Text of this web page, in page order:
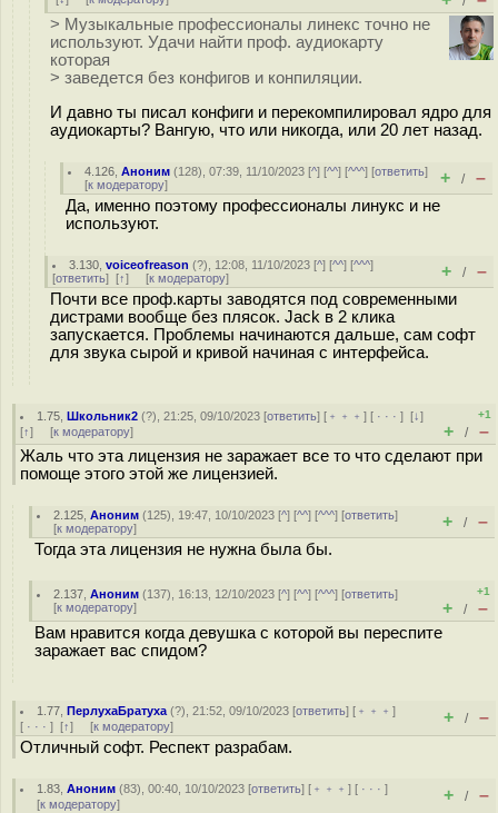
> Музыкальные профессионалы линекс точно не
используют. Удачи найти проф. аудиокарту
которая
> заведется без конфигов и конпиляции.
И давно ты писал конфиги и перекомпилировал ядро для
аудиокарты? Вангую, что или никогда, или 20 лет назад.
4.126 ,Аноним (128), 07:39, 11/10/2023 [^] [^^] [^^^] [ответить]
[к модератору] + / –
Да, именно поэтому профессионалы линукс и не
используют.
3.130 ,voiceofreason (?), 12:08, 11/10/2023 [^] [^^] [^^^]
[ответить] [↑] [к модератору] + / –
Почти все проф.карты заводятся под современными
дистрами вообще без плясок. Jack в 2 клика
запускается. Проблемы начинаются дальше, сам софт
для звука сырой и кривой начиная с интерфейса.
1.75 ,Школьник2 (?), 21:25, 09/10/2023 [ответить] [ ﹢﹢﹢] [ · · ·][↓]
[↑] [к модератору]
+1
+ / –
Жаль что эта лицензия не заражает все то что сделают при
помоще этого этой же лицензией.
2.125 ,Аноним (125), 19:47, 10/10/2023 [^] [^^] [^^^] [ответить]
[к модератору] + / –
Тогда эта лицензия не нужна была бы.
2.137 ,Аноним (137), 16:13, 12/10/2023 [^] [^^] [^^^] [ответить]
[к модератору]
+1
+ / –
Вам нравится когда девушка с которой вы переспите
заражает вас спидом?
1.77 ,ПерлухаБратуха (?), 21:52, 09/10/2023 [ответить] [ ﹢﹢﹢]
[ · · · ] [↑] [к модератору] + / –
Отличный софт. Респект разрабам.
1.83 ,Аноним (83), 00:40, 10/10/2023 [ответить] [ ﹢﹢﹢] [ · · ·]
[к модератору] + / –